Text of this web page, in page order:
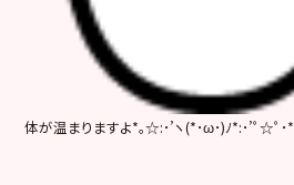
体が温まりますよ*｡☆:･’ヽ(*･ω･)ﾉ*:･’ﾟ☆ﾟ･*